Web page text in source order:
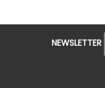
NEWSLETTER